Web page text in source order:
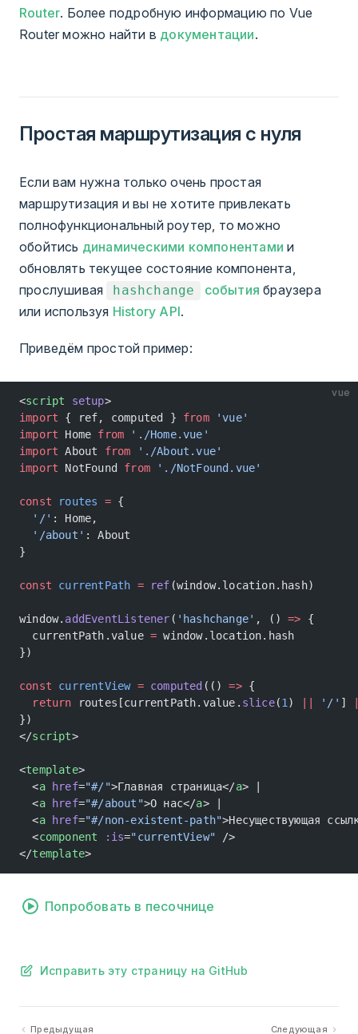
Router. Более подробную информацию по Vue
Router можно найти в документации.
Простая маршрутизация с нуля
Если вам нужна только очень простая
маршрутизация и вы не хотите привлекать
полнофункциональный роутер, то можно
обойтись динамическими компонентами и
обновлять текущее состояние компонента,
прослушивая
hashchange события браузера
или используя History API.
Приведём простой пример:
vue
<script setup>
import { ref, computed } from 'vue'
import Home from './Home.vue'
import About from './About.vue'
import NotFound from './NotFound.vue'
const routes = {
  '/'
: Home,
  '/about'
: About
}
const currentPath = ref (window.location.hash)
window. addEventListener ( 'hashchange' , () => {
  currentPath.value
= window.location.hash
})
const currentView = computed (() => {
  return
routes[currentPath.value. slice(1) '/' ]
})
</script>
<template>
  <
a href="#/">Главная страница</a> |
  <
a href="#/about">О нас</a> |
  <
a href="#/non-existent-path">Несуществующая
  <
component :is="currentView" />
</template>
Попробовать в песочнице
Исправить эту страницу на GitHub
Предыдущая Следующая